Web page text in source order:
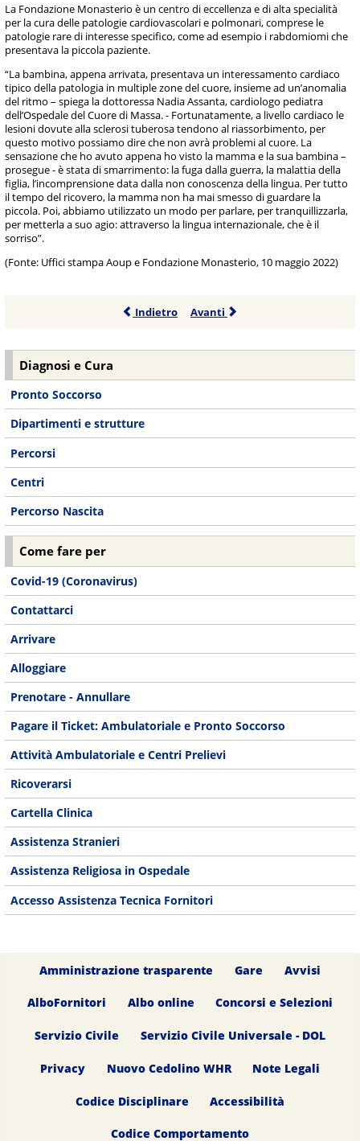
La Fondazione Monasterio è un centro di eccellenza e di alta specialità
per la cura delle patologie cardiovascolari e polmonari, comprese le
patologie rare di interesse specifico, come ad esempio i rabdomiomi che
presentava la piccola paziente.
“La bambina, appena arrivata, presentava un interessamento cardiaco
tipico della patologia in multiple zone del cuore, insieme ad un’anomalia
del ritmo – spiega la dottoressa Nadia Assanta, cardiologo pediatra
dell’Ospedale del Cuore di Massa. - Fortunatamente, a livello cardiaco le
lesioni dovute alla sclerosi tuberosa tendono al riassorbimento, per
questo motivo possiamo dire che non avrà problemi al cuore. La
sensazione che ho avuto appena ho visto la mamma e la sua bambina –
prosegue - è stata di smarrimento: la fuga dalla guerra, la malattia della
figlia, l’incomprensione data dalla non conoscenza della lingua. Per tutto
il tempo del ricovero, la mamma non ha mai smesso di guardare la
piccola. Poi, abbiamo utilizzato un modo per parlare, per tranquillizzarla,
per metterla a suo agio: attraverso la lingua internazionale, che è il
sorriso”.
(Fonte: Uffici stampa Aoup e Fondazione Monasterio, 10 maggio 2022)
Indietro Avanti
Diagnosi e Cura
Pronto Soccorso
Dipartimenti e strutture
Percorsi
Centri
Percorso Nascita
Come fare per
Covid-19 (Coronavirus)
Contattarci
Arrivare
Alloggiare
Prenotare - Annullare
Pagare il Ticket: Ambulatoriale e Pronto Soccorso
Attività Ambulatoriale e Centri Prelievi
Ricoverarsi
Cartella Clinica
Assistenza Stranieri
Assistenza Religiosa in Ospedale
Accesso Assistenza Tecnica Fornitori
Amministrazione trasparente Gare Avvisi
AlboFornitori Albo online Concorsi e Selezioni
Servizio Civile Servizio Civile Universale - DOL
Privacy Nuovo Cedolino WHR Note Legali
Codice Disciplinare Accessibilità
Codice Comportamento